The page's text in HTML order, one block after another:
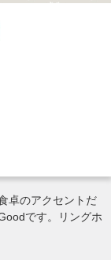
卓のアクセントだ
です。リングホ